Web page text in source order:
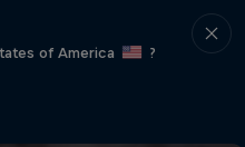
of America
?